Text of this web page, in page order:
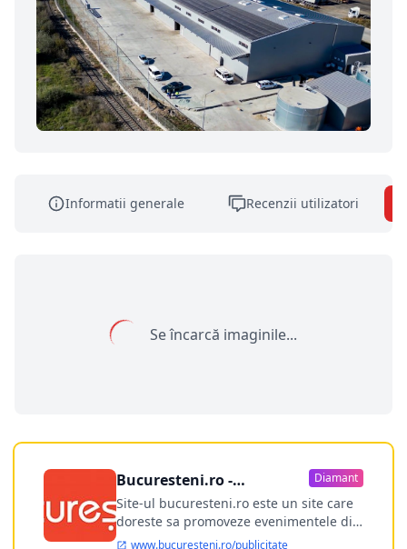
Informatii generale Recenzii utilizatori
Se încarcă imaginile...
Bucuresteni.ro -
publicitate online
Diamant
Site-ul bucuresteni.ro este un site care
doreste sa promoveze evenimentele din
Bucuresti si nu numai, sa puna la
www.bucuresteni.ro/publicitate